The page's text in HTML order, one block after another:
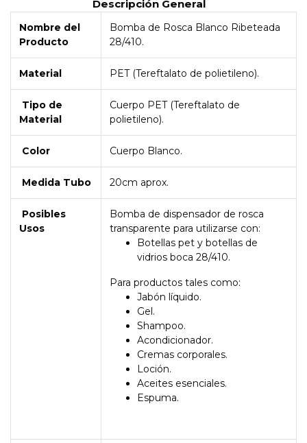
Descripción General
Nombre del
Producto
Bomba de Rosca Blanco Ribeteada
28/410.
Material PET (Tereftalato de polietileno).
Tipo de
Material
Cuerpo PET (Tereftalato de
polietileno).
Color Cuerpo Blanco.
Medida Tubo 20cm aprox.
Posibles
Usos
Bomba de dispensador de rosca
transparente para utilizarse con:
Botellas pet y botellas de
vidrios boca 28/410.
Para productos tales como:
Jabón líquido.
Gel.
Shampoo.
Acondicionador.
Cremas corporales.
Loción.
Aceites esenciales.
Espuma.